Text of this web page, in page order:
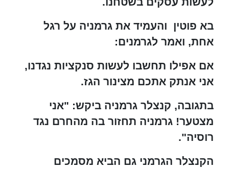
בא פוטין והעמיד את גרמניה על רגל
אחת, ואמר לגרמנים:
אם אפילו תחשבו לעשות סנקציות נגדנו,
אני אנתק אתכם מצינור הגז.
בתגובה, קנצלר גרמניה ביקש: "אני
מצטער! גרמניה תחזור בה מהחרם נגד
רוסיה".
הקנצלר הגרמני גם הביא מסמכים